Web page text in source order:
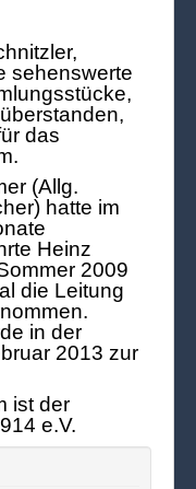
sehenswerte
das
(Allg.
hatte im
Heinz
2009
die Leitung
in der
2013 zur
ist der
e.V.